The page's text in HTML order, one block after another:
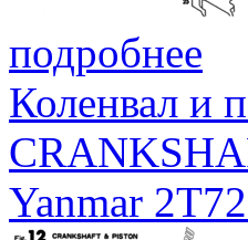
подробнее
Коленвал и
Yanmar